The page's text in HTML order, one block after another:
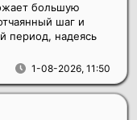
1-08-2026, 11:50
большую
шаг и
период, надеясь